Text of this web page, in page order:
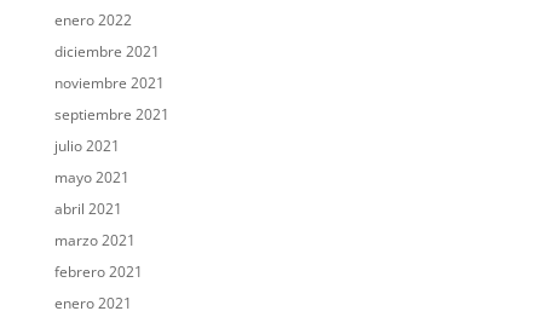
enero 2022
diciembre 2021
noviembre 2021
septiembre 2021
julio 2021
mayo 2021
abril 2021
marzo 2021
febrero 2021
enero 2021